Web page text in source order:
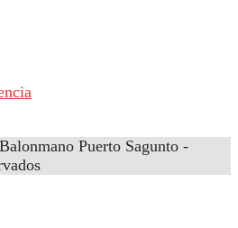
Puerto Sagunto -